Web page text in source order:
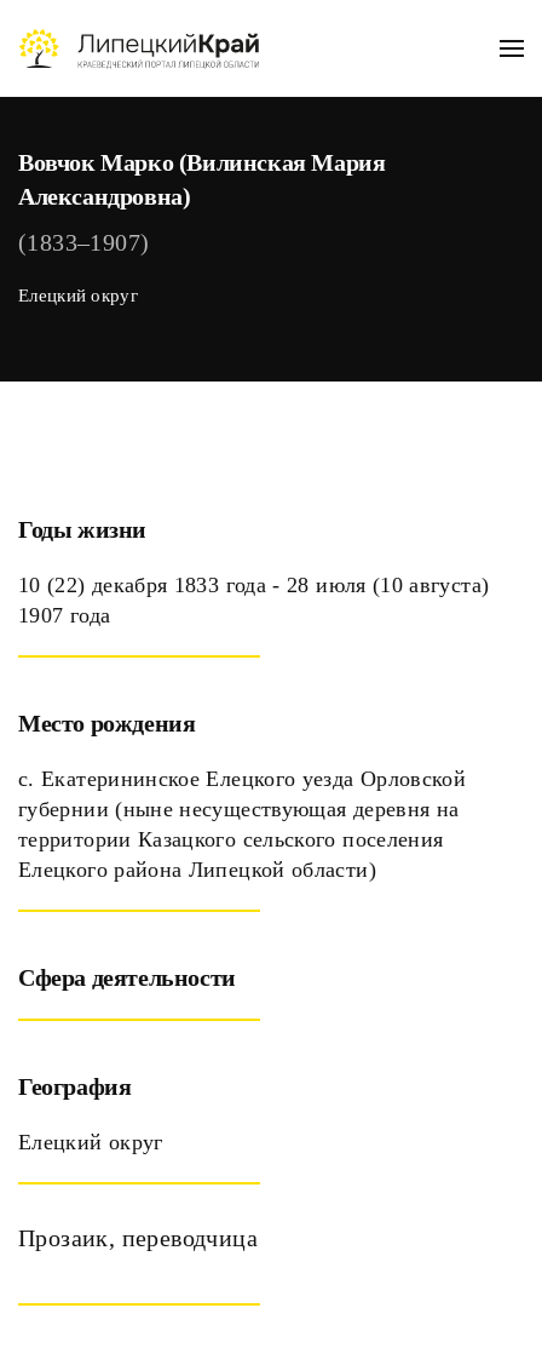
Skip to main content
Вовчок Марко (Вилинская Мария
Александровна)
(1833–1907)
Елецкий округ
Прозаик, переводчица
Годы жизни
10 (22) декабря 1833 года - 28 июля (10 августа)
1907 года
Место рождения
с. Екатерининское Елецкого уезда Орловской
губернии (ныне несуществующая деревня на
территории Казацкого сельского поселения
Елецкого района Липецкой области)
Сфера деятельности
География
Елецкий округ